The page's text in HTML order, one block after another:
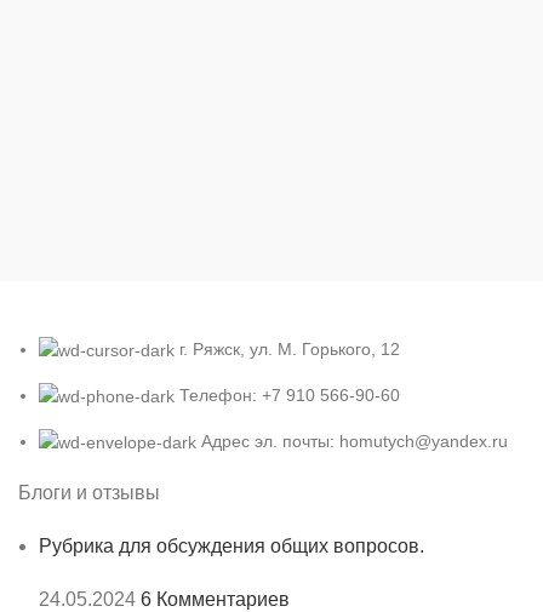
г. Ряжск, ул. М. Горького, 12
Телефон: +7 910 566-90-60
Адрес эл. почты: homutych@yandex.ru
Блоги и отзывы
Рубрика для обсуждения общих вопросов.
24.05.2024 6 Комментариев